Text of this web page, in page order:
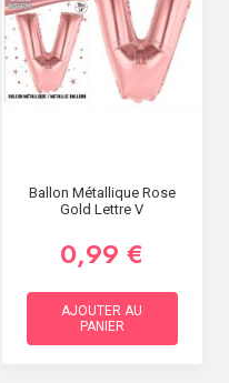
Ballon Métallique Rose
Gold Lettre V
0,99 €
AJOUTER AU
PANIER